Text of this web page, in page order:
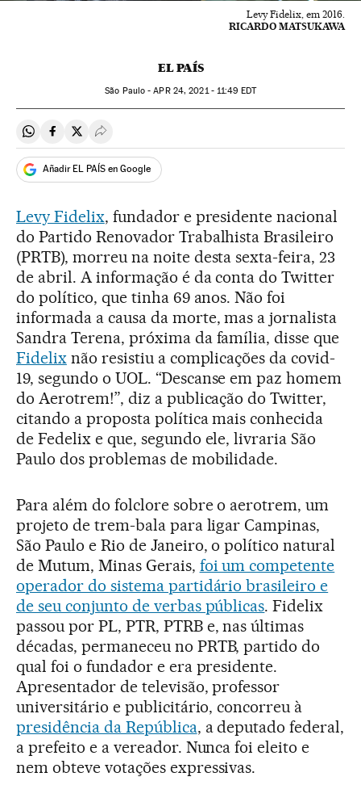
Levy Fidelix, em 2016.
RICARDO MATSUKAWA
EL PAÍS
São Paulo -APR24, 2021 - 11:49 EDT
Compartir en Whatsapp
Compartir en Facebook
Compartir en Twitter
Desplegar Redes Sociales
Añadir EL PAÍS en Google
Levy Fidelix, fundador e presidente nacional
do Partido Renovador Trabalhista Brasileiro
(PRTB), morreu na noite desta sexta-feira, 23
de abril. A informação é da conta do Twitter
do político, que tinha 69 anos. Não foi
informada a causa da morte, mas a jornalista
Sandra Terena, próxima da família, disse que
Fidelixnão resistiu a complicações da covid-
19, segundo o UOL. “Descanse em paz homem
do Aerotrem!”, diz a publicação do Twitter,
citando a proposta política mais conhecida
de Fedelix e que, segundo ele, livraria São
Paulo dos problemas de mobilidade.
Para além do folclore sobre o aerotrem, um
projeto de trem-bala para ligar Campinas,
São Paulo e Rio de Janeiro, o político natural
de Mutum, Minas Gerais, foi um competente
operador do sistema partidário brasileiro e
de seu conjunto de verbas públicas. Fidelix
passou por PL, PTR, PTRB e, nas últimas
décadas, permaneceu no PRTB, partido do
qual foi o fundador e era presidente.
Apresentador de televisão, professor
universitário e publicitário, concorreu à
presidência da República, a deputado federal,
a prefeito e a vereador. Nunca foi eleito e
nem obteve votações expressivas.